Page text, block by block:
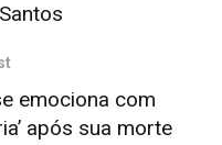
emociona com
após sua morte